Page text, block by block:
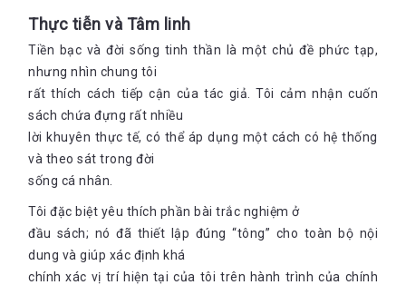
Thực tiễn và Tâm linh
Tiền bạc và đời sống tinh thần là một chủ đề phức tạp,
nhưng nhìn chung tôi
rất thích cách tiếp cận của tác giả. Tôi cảm nhận cuốn
sách chứa đựng rất nhiều
lời khuyên thực tế, có thể áp dụng một cách có hệ thống
và theo sát trong đời
sống cá nhân.
Tôi đặc biệt yêu thích phần bài trắc nghiệm ở
đầu sách; nó đã thiết lập đúng “tông” cho toàn bộ nội
dung và giúp xác định khá
chính xác vị trí hiện tại của tôi trên hành trình của chính